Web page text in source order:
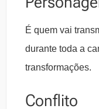
É quem vai
durante toda a
transformações.
Conflito